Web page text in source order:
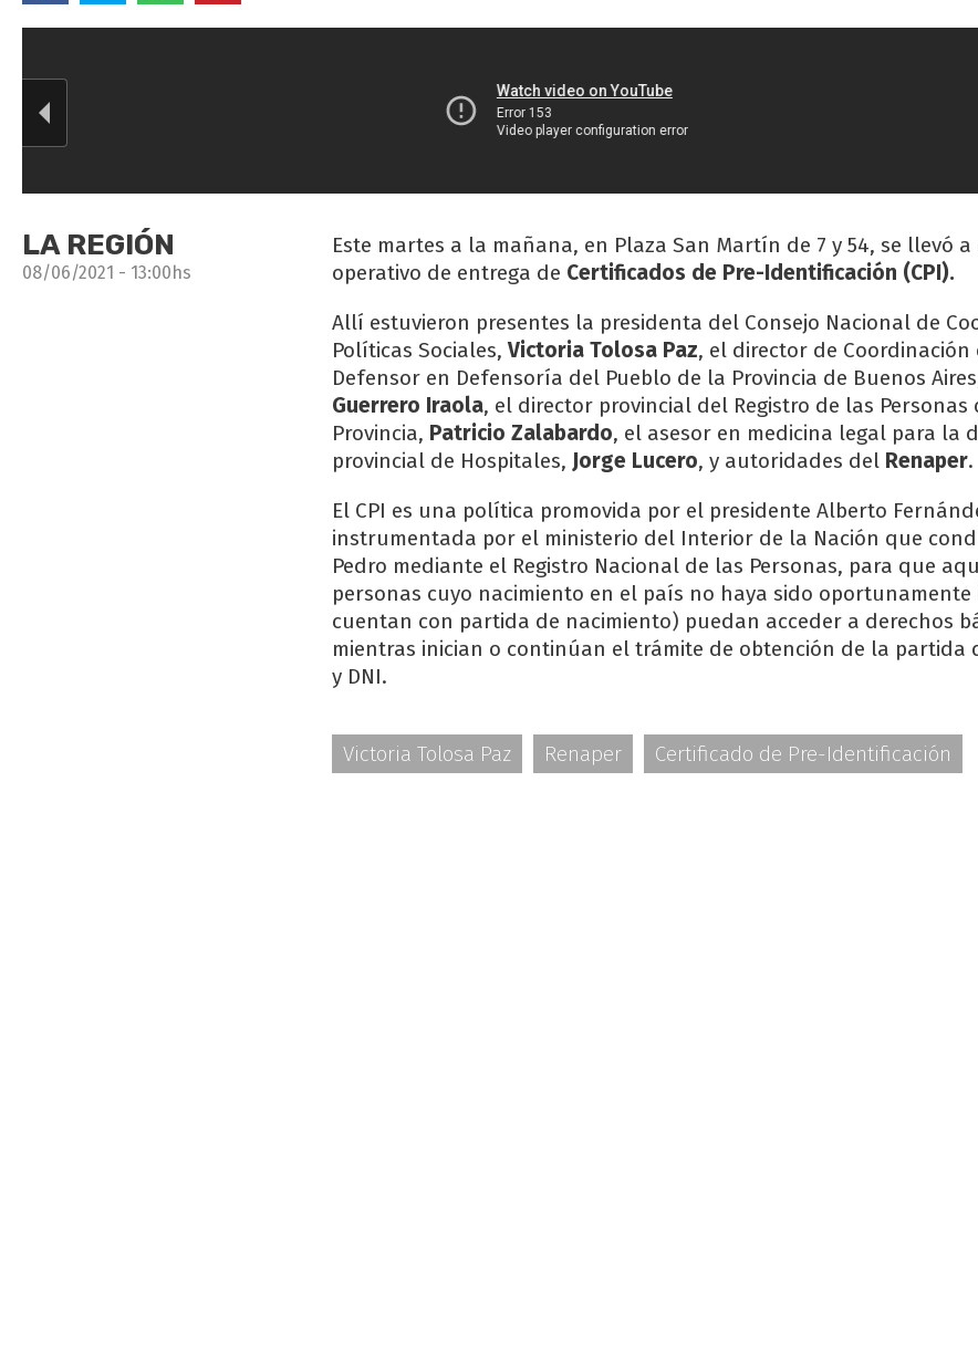
LA REGIÓN
08/06/2021 - 13:00hs
Este martes a la mañana, en Plaza San Martín de 7 y 54, se llevó a
operativo de entrega de Certificados de Pre-Identificación (CPI).
Allí estuvieron presentes la presidenta del Consejo Nacional de
Políticas Sociales, Victoria Tolosa Paz, el director de Coordinación
Defensor en Defensoría del Pueblo de la Provincia de Buenos
Guerrero Iraola, el director provincial del Registro de las Personas
Provincia, Patricio Zalabardo, el asesor en medicina legal para la
provincial de Hospitales, Jorge Lucero, y autoridades del Renaper.
El CPI es una política promovida por el presidente Alberto
instrumentada por el ministerio del Interior de la Nación que
Pedro mediante el Registro Nacional de las Personas, para que
personas cuyo nacimiento en el país no haya sido
cuentan con partida de nacimiento) puedan acceder a derechos
mientras inician o continúan el trámite de obtención de la partida
y DNI.
Victoria Tolosa Paz Renaper Certificado de Pre-Identificación